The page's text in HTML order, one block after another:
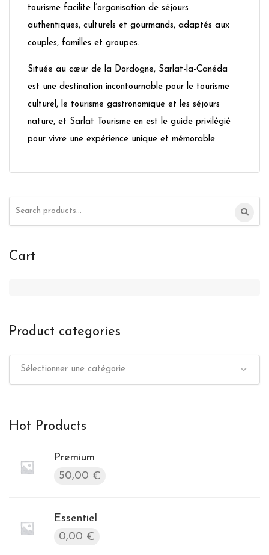
tourisme facilite l’organisation de séjours
authentiques, culturels et gourmands, adaptés aux
couples, familles et groupes.
Située au cœur de la Dordogne, Sarlat-la-Canéda
est une destination incontournable pour le tourisme
culturel, le tourisme gastronomique et les séjours
nature, et Sarlat Tourisme en est le guide privilégié
pour vivre une expérience unique et mémorable.
Cart
Product categories
Sélectionner une catégorie
Hot Products
Premium
50,00 €
Essentiel
0,00 €